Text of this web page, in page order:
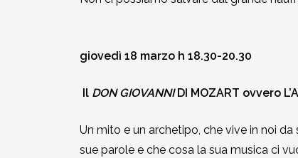
giovedì 18 marzo h 18.30-20.30
Il DON GIOVANNIDI MOZART ovvero
Un mito e un archetipo, che vive in noi
sue parole e che cosa la sua musica ci